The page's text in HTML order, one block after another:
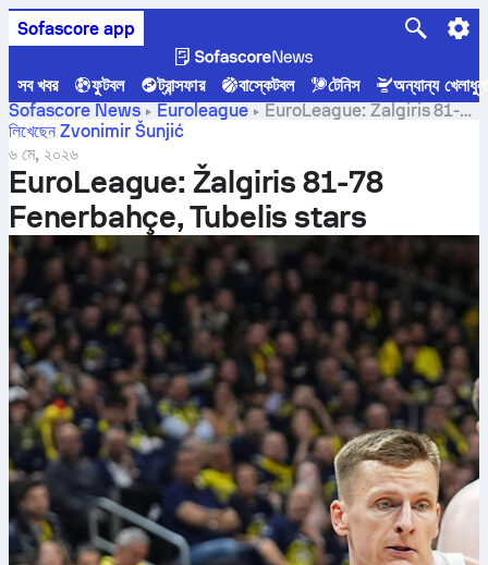
Sofascore app
সব খবর ফুটবল ট্রান্সফার বাস্কেটবল টেনিস
অন্যান্য খেলাধুলা
Sofascore News
Euroleague
EuroLeague: Žalgiris 81-
78 Fenerbahçe, Tubelis stars
লিখেছেন Zvonimir Šunjić
৬ মে, ২০২৬
EuroLeague: Žalgiris 81-78
Fenerbahçe, Tubelis stars